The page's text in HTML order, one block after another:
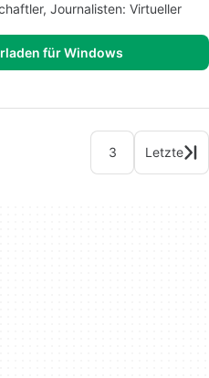
Journalisten: Virtueller
für Windows
3 Letzte